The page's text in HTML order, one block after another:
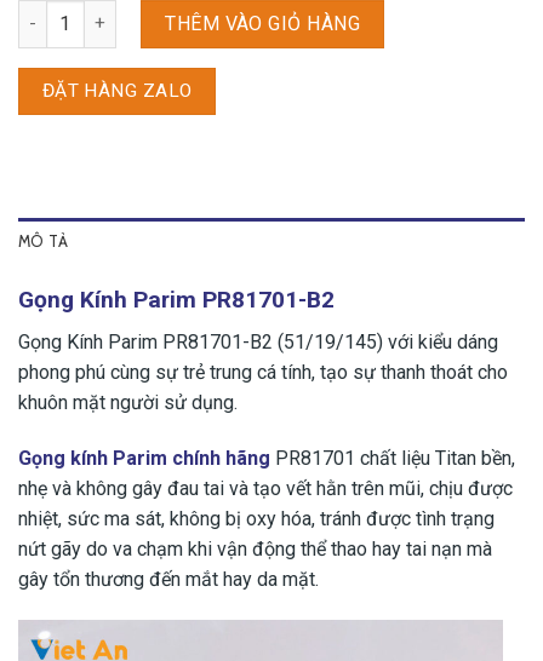
Gọng Kính Parim PR81701-B2 số lượng
THÊM VÀO GIỎ HÀNG
ĐẶT HÀNG ZALO
MÔ TẢ
Gọng Kính Parim PR81701-B2
Gọng Kính Parim PR81701-B2 (51/19/145) với kiểu dáng
phong phú cùng sự trẻ trung cá tính, tạo sự thanh thoát cho
khuôn mặt người sử dụng.
Gọng kính Parim chính hãng PR81701 chất liệu Titan bền,
nhẹ và không gây đau tai và tạo vết hằn trên mũi, chịu được
nhiệt, sức ma sát, không bị oxy hóa, tránh được tình trạng
nứt gãy do va chạm khi vận động thể thao hay tai nạn mà
gây tổn thương đến mắt hay da mặt.